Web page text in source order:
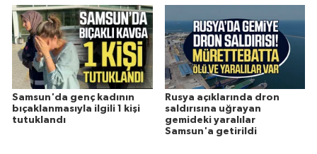
Samsun'da genç kadının
bıçaklanmasıyla ilgili 1 kişi
tutuklandı
Rusya açıklarında dron
saldırısına uğrayan
gemideki yaralılar
Samsun'a getirildi